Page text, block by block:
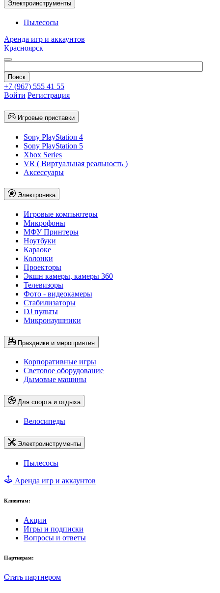
Электроинструменты
Пылесосы
Аренда игр и аккаунтов
Красноярск
+7 (967) 555 41 55
Войти Регистрация
Игровые приставки
Sony PlayStation 4
Sony PlayStation 5
Xbox Series
VR ( Виртуальная реальность )
Аксессуары
Электроника
Игровые компьютеры
Микрофоны
МФУ Принтеры
Ноутбуки
Караоке
Колонки
Проекторы
Экшн камеры, камеры 360
Телевизоры
Фото - видеокамеры
Стабилизаторы
DJ пульты
Микронаушники
Праздники и мероприятия
Корпоративные игры
Световое оборудование
Дымовые машины
Для спорта и отдыха
Велосипеды
Электроинструменты
Пылесосы
Аренда игр и аккаунтов
Клиентам:
Акции
Игры и подписки
Вопросы и ответы
Партнерам:
Стать партнером